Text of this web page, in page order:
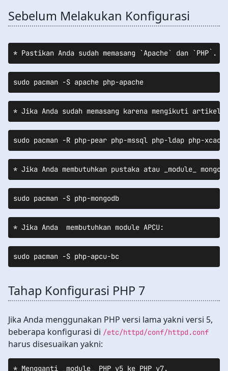
Sebelum Melakukan Konfigurasi
sudo pacman -S apache php-apache
sudo pacman -R php-pear php-mssql php-ldap php-
sudo pacman -S php-mongodb
sudo pacman -S php-apcu-bc
Tahap Konfigurasi PHP 7
Jika Anda menggunakan PHP versi lama yakni versi 5,
beberapa konfigurasi di /etc/httpd/conf/httpd.conf
harus disesuaikan yakni: